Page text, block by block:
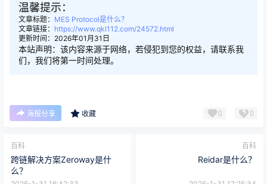
温馨提示：
文章标题： MES Protocol是什么？
文章链接： https://www.qkl112.com/24572.html
更新时间：2026年01月31日
本站声明：该内容来源于网络，若侵犯到您的权益，请联系我
们，我们将第一时间处理。
海报分享 收藏 0 0
百科
跨链解决方案Zeroway是什
么？
百科
Reidar是什么？